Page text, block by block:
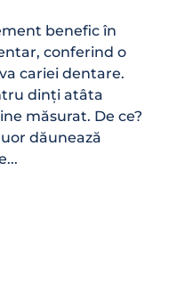
benefic în
conferind o
cariei dentare.
dinți atâta
măsurat. De ce?
dăunează